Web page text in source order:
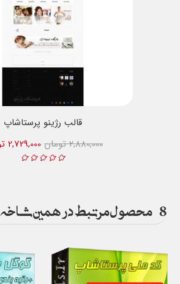
قالب رژینو پرستاشاپ
2,729,000 تومان
2,880,000 تومان
8 محصول مرتبط در همین شاخه